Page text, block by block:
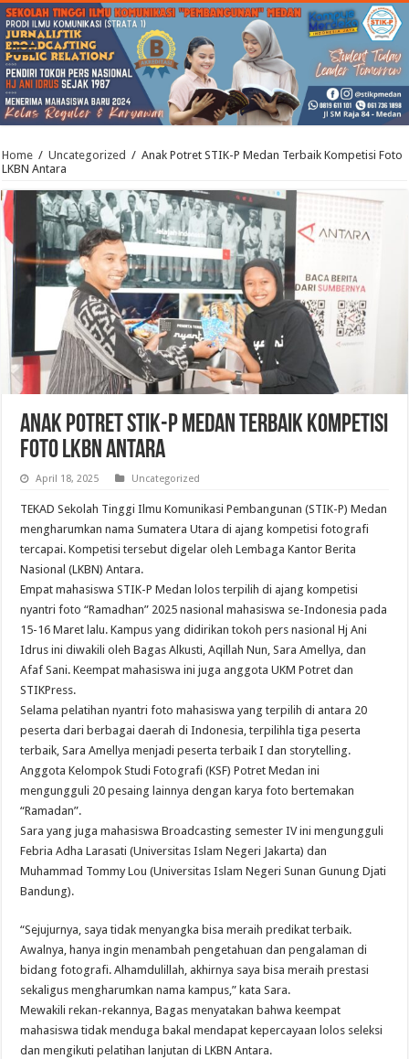
Home / Uncategorized / Anak Potret STIK-P Medan Terbaik Kompetisi Foto
LKBN Antara
Anak Potret STIK-P Medan Terbaik Kompetisi
Foto LKBN Antara
April 18, 2025 Uncategorized
TEKAD Sekolah Tinggi Ilmu Komunikasi Pembangunan (STIK-P) Medan
mengharumkan nama Sumatera Utara di ajang kompetisi fotografi
tercapai. Kompetisi tersebut digelar oleh Lembaga Kantor Berita
Nasional (LKBN) Antara.
Empat mahasiswa STIK-P Medan lolos terpilih di ajang kompetisi
nyantri foto “Ramadhan” 2025 nasional mahasiswa se-Indonesia pada
15-16 Maret lalu. Kampus yang didirikan tokoh pers nasional Hj Ani
Idrus ini diwakili oleh Bagas Alkusti, Aqillah Nun, Sara Amellya, dan
Afaf Sani. Keempat mahasiswa ini juga anggota UKM Potret dan
STIKPress.
Selama pelatihan nyantri foto mahasiswa yang terpilih di antara 20
peserta dari berbagai daerah di Indonesia, terpilihla tiga peserta
terbaik, Sara Amellya menjadi peserta terbaik I dan storytelling.
Anggota Kelompok Studi Fotografi (KSF) Potret Medan ini
mengungguli 20 pesaing lainnya dengan karya foto bertemakan
“Ramadan”.
Sara yang juga mahasiswa Broadcasting semester IV ini mengungguli
Febria Adha Larasati (Universitas Islam Negeri Jakarta) dan
Muhammad Tommy Lou (Universitas Islam Negeri Sunan Gunung Djati
Bandung).
“Sejujurnya, saya tidak menyangka bisa meraih predikat terbaik.
Awalnya, hanya ingin menambah pengetahuan dan pengalaman di
bidang fotografi. Alhamdulillah, akhirnya saya bisa meraih prestasi
sekaligus mengharumkan nama kampus,” kata Sara.
Mewakili rekan-rekannya, Bagas menyatakan bahwa keempat
mahasiswa tidak menduga bakal mendapat kepercayaan lolos seleksi
dan mengikuti pelatihan lanjutan di LKBN Antara.